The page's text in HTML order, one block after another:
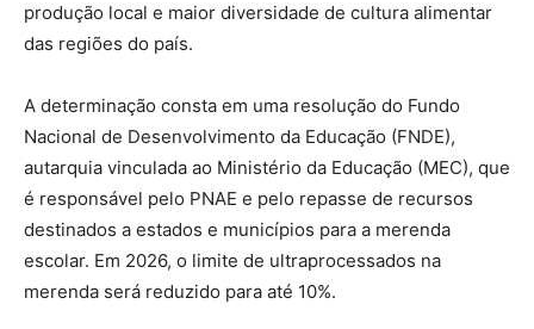
produção local e maior diversidade de cultura alimentar
das regiões do país.
A determinação consta em uma resolução do Fundo
Nacional de Desenvolvimento da Educação (FNDE),
autarquia vinculada ao Ministério da Educação (MEC), que
é responsável pelo PNAE e pelo repasse de recursos
destinados a estados e municípios para a merenda
escolar. Em 2026, o limite de ultraprocessados na
merenda será reduzido para até 10%.